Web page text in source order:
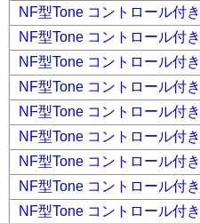
NF型Tone コントロール
NF型Tone コントロール
NF型Tone コントロール
NF型Tone コントロール
NF型Tone コントロール付
NF型Tone コントロール付
NF型Tone コントロール付
NF型Tone コントロール付
NF型Tone コントロール付